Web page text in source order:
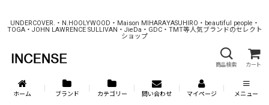
UNDERCOVER.・N.HOOLYWOOD・Maison MIHARAYASUHIRO・beautiful people・
TOGA・JOHN LAWRENCE SULLIVAN・JieDa・GDC・TMT等人気ブランドのセレクト
ショップ
商品検索 カート
ホーム ブランド カテゴリー 問い合わせ マイページ メニュー